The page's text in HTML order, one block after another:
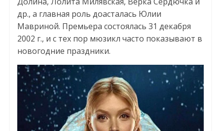
др., а главная роль доасталась Юлии
Мавриной. Премьера состоялась 31 декабря
2002 г., и с тех пор мюзикл часто показывают в
новогодние праздники.